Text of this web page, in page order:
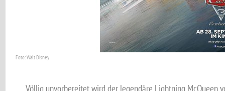
Foto: Walt Disney
Völlig unvorbereitet wird der legendäre Lightning McQueen